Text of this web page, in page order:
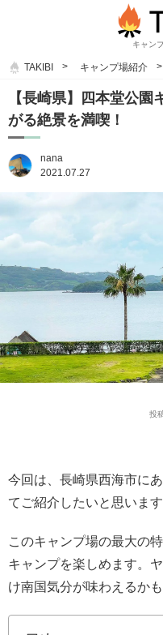
キャン
TAKIBI キャンプ場紹介
【長崎県】四本堂公
がる絶景を満喫！
nana
2021.07.27
投
今回は、長崎県西海市に
てご紹介したいと思います
このキャンプ場の最大の
キャンプを楽しめます。
け南国気分が味わえるかも